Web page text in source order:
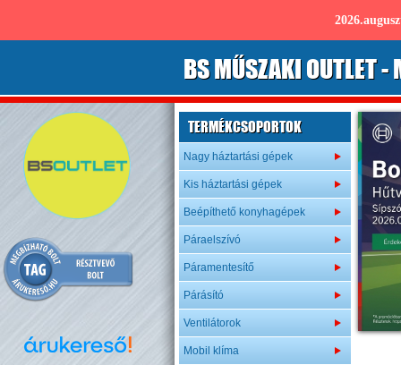
BSMŰSZAKI OUTLET-
TERMÉKCSOPORTOK
Nagy háztartási gépek
Kis háztartási gépek
Beépíthető konyhagépek
Páraelszívó
Páramentesítő
Párásító
Ventilátorok
Mobil klíma